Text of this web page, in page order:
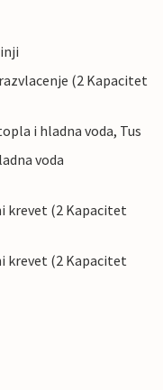
(2 Kapacitet
i hladna voda, Tus
voda
krevet (2 Kapacitet
krevet (2 Kapacitet